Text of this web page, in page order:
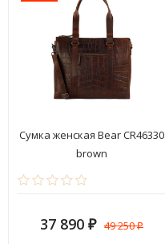
Сумка женская Bear CR46330
brown
37 890 ₽ 49 250₽